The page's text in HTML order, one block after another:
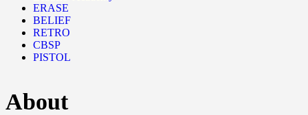
ERASE
BELIEF
RETRO
CBSP
PISTOL
About